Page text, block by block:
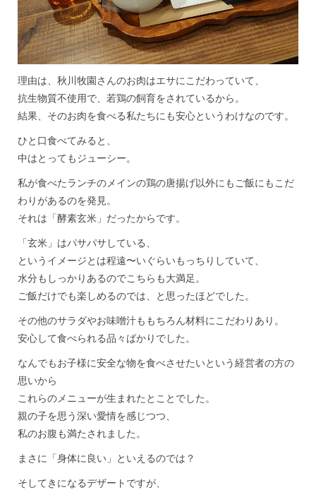
理由は、秋川牧園さんのお肉はエサにこだわっていて、
抗生物質不使用で、若鶏の飼育をされているから。
結果、そのお肉を食べる私たちにも安心というわけなのです。
ひと口食べてみると、
中はとってもジューシー。
私が食べたランチのメインの鶏の唐揚げ以外にもご飯にもこだ
わりがあるのを発見。
それは「酵素玄米」だったからです。
「玄米」はパサパサしている、
というイメージとは程遠〜いぐらいもっちりしていて、
水分もしっかりあるのでこちらも大満足。
ご飯だけでも楽しめるのでは、と思ったほどでした。
その他のサラダやお味噌汁ももちろん材料にこだわりあり。
安心して食べられる品々ばかりでした。
なんでもお子様に安全な物を食べさせたいという経営者の方の
思いから
これらのメニューが生まれたとことでした。
親の子を思う深い愛情を感じつつ、
私のお腹も満たされました。
まさに「身体に良い」といえるのでは？
そしてきになるデザートですが、